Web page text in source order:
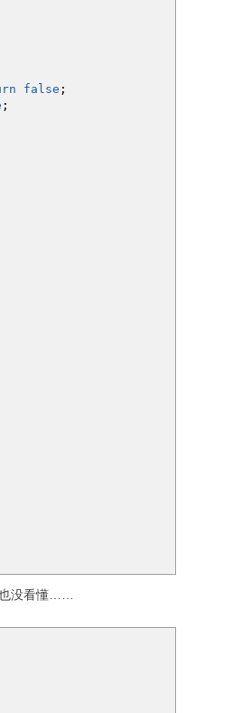
false ;
;
没看懂……